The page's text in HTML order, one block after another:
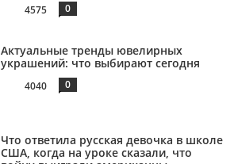
4575 0
Актуальные тренды ювелирных
украшений: что выбирают сегодня
4040 0
Что ответила русская девочка в школе
США, когда на уроке сказали, что